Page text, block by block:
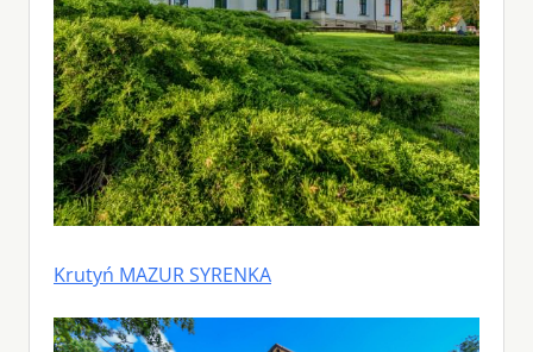
Krutyń MAZUR SYRENKA